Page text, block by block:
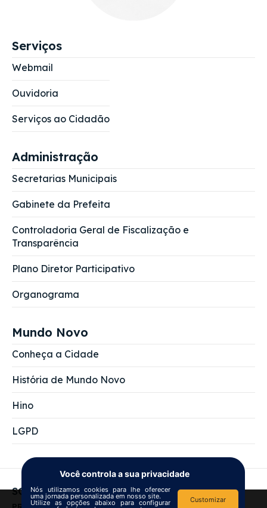
We use cookiesto improve your
Serviços
Webmail
Ouvidoria
Serviços ao Cidadão
Administração
Secretarias Municipais
Gabinete da Prefeita
Controladoria Geral de Fiscalização e
Transparência
Plano Diretor Participativo
Organograma
Mundo Novo
Conheça a Cidade
História de Mundo Novo
Hino
LGPD
SOBRE NÓS
Você controla a sua privacidade
Nós utilizamos cookies para lhe oferecer
uma jornada personalizada em nosso site.
Utilize as opções abaixo para configurar Customizar